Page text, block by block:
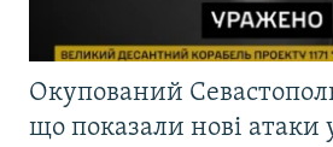
Окупований
що показали нові атаки